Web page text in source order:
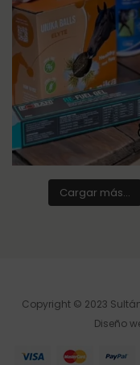
Cargar más...
Copyright © 2023
Diseño